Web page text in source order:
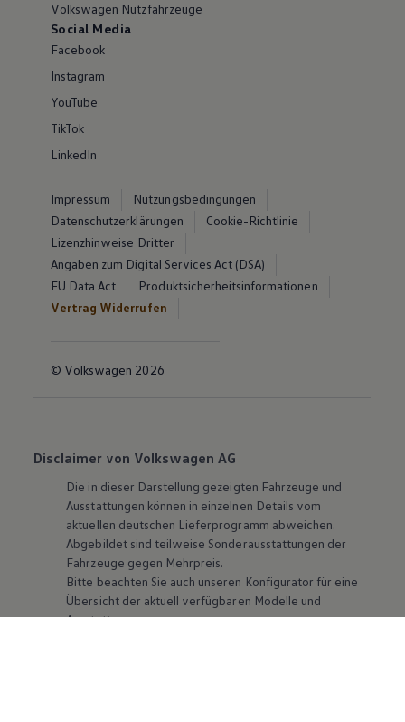
Volkswagen Nutzfahrzeuge
Social Media
Facebook
Instagram
YouTube
TikTok
LinkedIn
Impressum
Nutzungsbedingungen
Datenschutzerklärungen
Cookie-Richtlinie
Lizenzhinweise Dritter
Angaben zum Digital Services Act (DSA)
EU Data Act
Produktsicherheitsinformationen
Vertrag Widerrufen
© Volkswagen 2026
Disclaimer von Volkswagen AG
Die in dieser Darstellung gezeigten Fahrzeuge und
Ausstattungen können in einzelnen Details vom
aktuellen deutschen Lieferprogramm abweichen.
Abgebildet sind teilweise Sonderausstattungen der
Fahrzeuge gegen Mehrpreis.
Bitte beachten Sie auch unseren Konfigurator für eine
Übersicht der aktuell verfügbaren Modelle und
Ausstattungen.